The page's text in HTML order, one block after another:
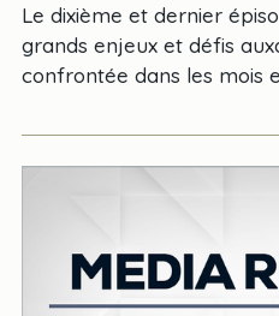
Le dixième et dernier
grands enjeux et défis
confrontée dans les mois